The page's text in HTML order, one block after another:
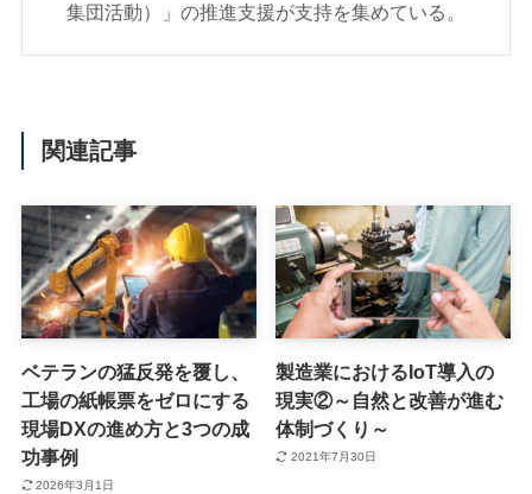
集団活動）」の推進支援が支持を集めている。
関連記事
ベテランの猛反発を覆し、
工場の紙帳票をゼロにする
現場DXの進め方と3つの成
功事例
2026年3月1日
製造業におけるIoT導入の
現実②～自然と改善が進む
体制づくり～
2021年7月30日